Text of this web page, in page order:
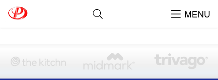
MENU
TAGS: D114%7C BO TRON FOAM D90